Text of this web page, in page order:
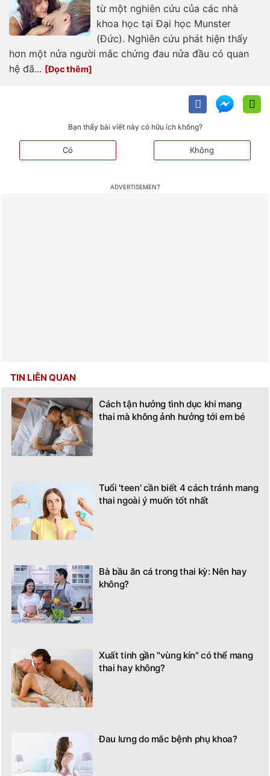
từ một nghiên cứu của các nhà
khoa học tại Đại học Munster
(Đức). Nghiên cứu phát hiện thấy
hơn một nửa người mắc chứng đau nửa đầu có quan
hệ đã...
Bạn thấy bài viết này có hữu ích không?
Có Không
TIN LIÊN QUAN
Cách tận hưởng tình dục khi mang
thai mà không ảnh hưởng tới em bé
Tuổi 'teen' cần biết 4 cách tránh mang
thai ngoài ý muốn tốt nhất
Bà bầu ăn cá trong thai kỳ: Nên hay
không?
Xuất tinh gần "vùng kín" có thể mang
thai hay không?
Đau lưng do mắc bệnh phụ khoa?